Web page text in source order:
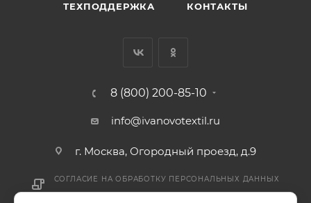
ТЕХПОДДЕРЖКА КОНТАКТЫ
8 (800) 200-85-10
info@ivanovotextil.ru
г. Москва, Огородный проезд, д.9
СОГЛАСИЕ НА ОБРАБОТКУ ПЕРСОНАЛЬНЫХ ДАННЫХ